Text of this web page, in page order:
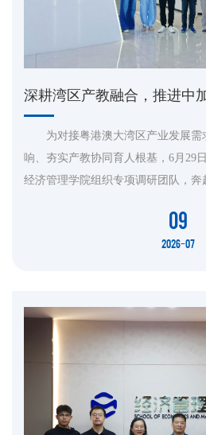
深耕湾区产教融合，推进中
为对接粤港澳大湾区产业发展需
响、夯实产教协同育人根基，6月29
经济管理学院组织专项调研团队，
MBA项目推介工作。 本次走访由中
副主任、MBA学科负责人吉峰教授
09
2026-07